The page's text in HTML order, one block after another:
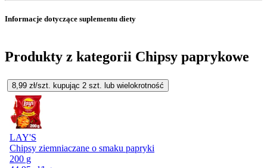
Informacje dotyczące suplementu diety
Produkty z kategorii Chipsy paprykowe
8,99 zł/szt. kupując 2 szt. lub wielokrotność
LAY'S
Chipsy ziemniaczane o smaku papryki
200 g